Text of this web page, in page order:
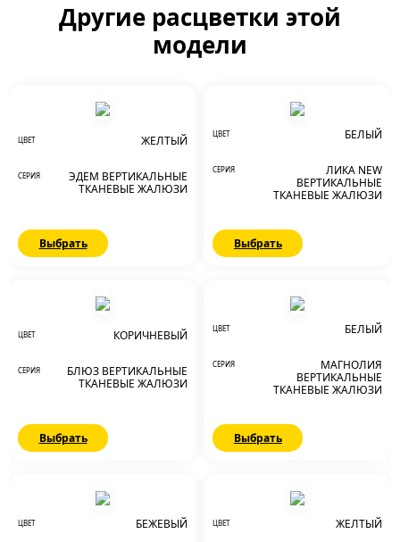
Другие расцветки этой
модели
ЦВЕТ ЖЕЛТЫЙ
СЕРИЯ
ЭДЕМ ВЕРТИКАЛЬНЫЕ
ТКАНЕВЫЕ ЖАЛЮЗИ
Выбрать
ЦВЕТ БЕЛЫЙ
СЕРИЯ
ЛИКА NEW
ВЕРТИКАЛЬНЫЕ
ТКАНЕВЫЕ ЖАЛЮЗИ
Выбрать
ЦВЕТ КОРИЧНЕВЫЙ
СЕРИЯ
БЛЮЗ ВЕРТИКАЛЬНЫЕ
ТКАНЕВЫЕ ЖАЛЮЗИ
Выбрать
ЦВЕТ БЕЛЫЙ
СЕРИЯ
МАГНОЛИЯ
ВЕРТИКАЛЬНЫЕ
ТКАНЕВЫЕ ЖАЛЮЗИ
Выбрать
ЦВЕТ БЕЖЕВЫЙ ЦВЕТ ЖЕЛТЫЙ